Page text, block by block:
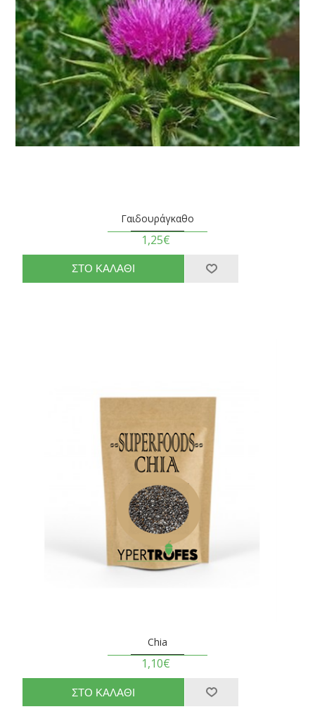
Γαιδουράγκαθο
1,25€
Chia
1,10€